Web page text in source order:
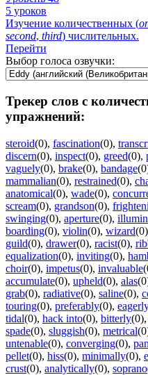
5 уроков
Изучение количественных (
second, third) числительных.
Перейти
Выбор голоса озвучки:
Трекер слов с
упражнений:
steroid(0), fascination(0),
discern(0), inspect(0), greed(0),
vaguely(0), brake(0), bandage
mammalian(0), restrained(0),
anatomical(0), wade(0),
scream(0), grandson(0),
swinging(0), aperture(0),
boarding(0), violin(0), wizard(0)
guild(0), drawer(0), racist(0),
equalization(0), inviting(0),
choir(0), impetus(0), invaluable
accumulate(0), upheld(0), alas
grab(0), radiative(0), saline(0),
touring(0), preferably(0),
tidal(0), hack into(0), bitterly(0),
spade(0), sluggish(0), metrical
untenable(0), converging(0),
pellet(0), hiss(0), minimally(0),
crust(0), analytically(0), soprano